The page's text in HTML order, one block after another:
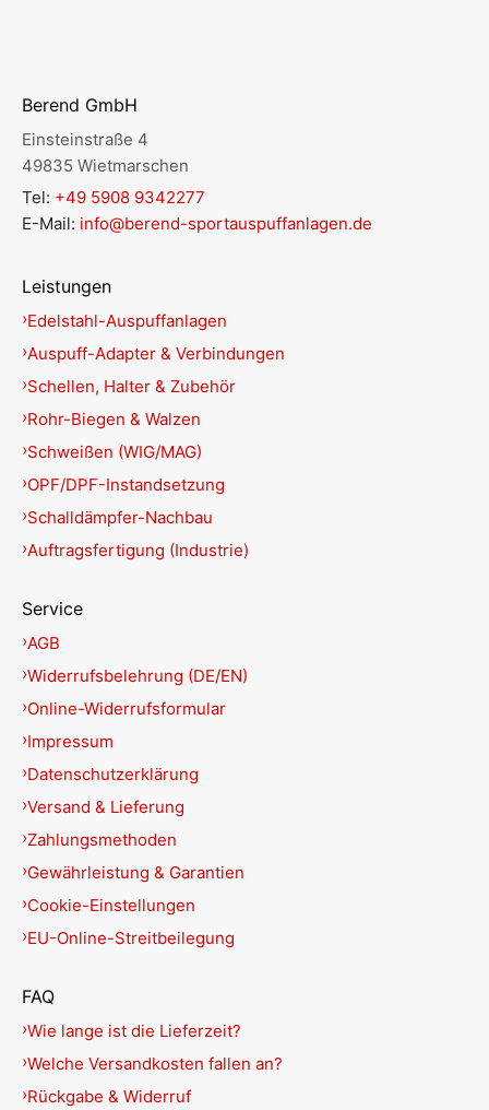
Berend GmbH
Einsteinstraße 4
49835 Wietmarschen
Tel: +49 5908 9342277
E-Mail: info@berend-sportauspuffanlagen.de
Leistungen
Edelstahl-Auspuffanlagen
Auspuff-Adapter & Verbindungen
Schellen, Halter & Zubehör
Rohr-Biegen & Walzen
Schweißen (WIG/MAG)
OPF/DPF-Instandsetzung
Schalldämpfer-Nachbau
Auftragsfertigung (Industrie)
Service
AGB
Widerrufsbelehrung (DE/EN)
Online-Widerrufsformular
Impressum
Datenschutzerklärung
Versand & Lieferung
Zahlungsmethoden
Gewährleistung & Garantien
Cookie-Einstellungen
EU-Online-Streitbeilegung
FAQ
Wie lange ist die Lieferzeit?
Welche Versandkosten fallen an?
Rückgabe & Widerruf